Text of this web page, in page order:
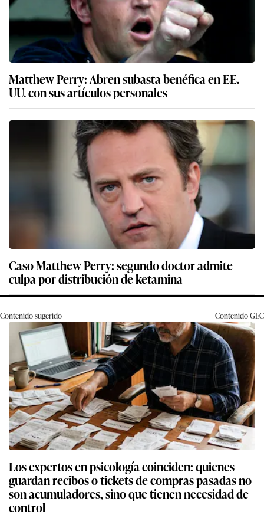
Matthew Perry: Abren subasta benéfica en EE.
UU. con sus artículos personales
Caso Matthew Perry: segundo doctor admite
culpa por distribución de ketamina
Contenido sugerido ContenidoGEC
Los expertos en psicología coinciden: quienes
guardan recibos o tickets de compras pasadas no
son acumuladores, sino que tienen necesidad de
control